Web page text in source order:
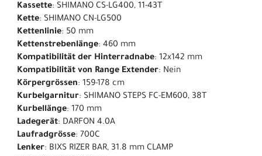
Kassette: SHIMANO CS-LG400, 11-43T
Kette: SHIMANO CN-LG500
Kettenlinie: 50 mm
Kettenstrebenlänge: 460 mm
Kompatibilität der Hinterradnabe: 12x142 mm
Kompatibilität von Range Extender: Nein
Körpergrössen: 159-178 cm
Kurbelgarnitur: SHIMANO STEPS FC-EM600, 38T
Kurbellänge: 170 mm
Ladegerät: DARFON 4.0A
Laufradgrösse: 700C
Lenker: BIXS RIZER BAR, 31.8 mm CLAMP